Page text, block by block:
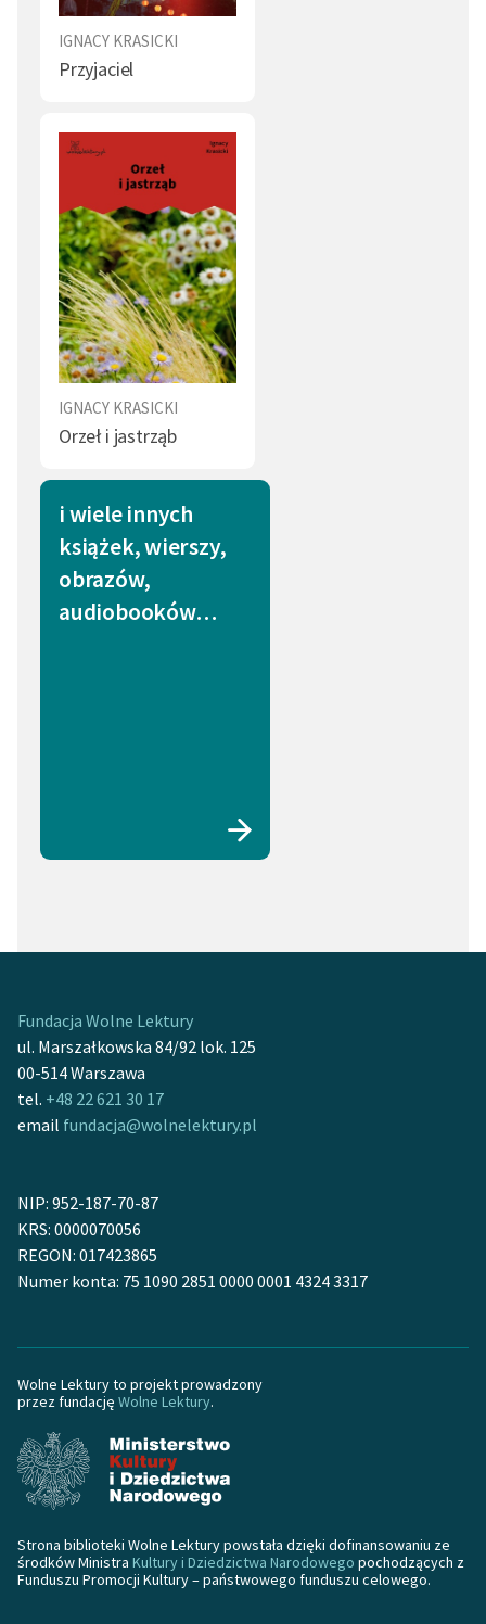
IGNACY KRASICKI
Przyjaciel
IGNACY KRASICKI
Orzeł i jastrząb
i wiele innych
książek, wierszy,
obrazów,
audiobooków…
Fundacja Wolne Lektury
ul. Marszałkowska 84/92 lok. 125
00-514 Warszawa
tel. +48 22 621 30 17
email fundacja@wolnelektury.pl
NIP: 952-187-70-87
KRS: 0000070056
REGON: 017423865
Numer konta: 75 1090 2851 0000 0001 4324 3317
Wolne Lektury to projekt prowadzony
przez fundację Wolne Lektury.
Strona biblioteki Wolne Lektury powstała dzięki dofinansowaniu ze
środków Ministra Kultury i Dziedzictwa Narodowego pochodzących z
Funduszu Promocji Kultury – państwowego funduszu celowego.